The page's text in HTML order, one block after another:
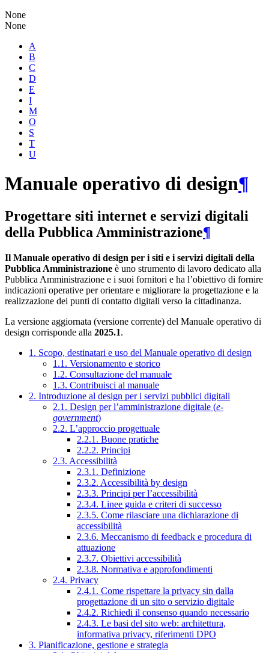
None
None
A
B
C
D
E
I
M
O
S
T
U
Manuale operativo di design¶
Progettare siti internet e servizi digitali
della Pubblica Amministrazione¶
Il Manuale operativo di design per i siti e i servizi digitali della
Pubblica Amministrazione è uno strumento di lavoro dedicato alla
Pubblica Amministrazione e i suoi fornitori e ha l’obiettivo di fornire
indicazioni operative per orientare e migliorare la progettazione e la
realizzazione dei punti di contatto digitali verso la cittadinanza.
La versione aggiornata (versione corrente) del Manuale operativo di
design corrisponde alla 2025.1.
1. Scopo, destinatari e uso del Manuale operativo di design
1.1. Versionamento e storico
1.2. Consultazione del manuale
1.3. Contribuisci al manuale
2. Introduzione al design per i servizi pubblici digitali
2.1. Design per l’amministrazione digitale (e-
government)
2.2. L’approccio progettuale
2.2.1. Buone pratiche
2.2.2. Principi
2.3. Accessibilità
2.3.1. Definizione
2.3.2. Accessibilità by design
2.3.3. Principi per l’accessibilità
2.3.4. Linee guida e criteri di successo
2.3.5. Come rilasciare una dichiarazione di
accessibilità
2.3.6. Meccanismo di feedback e procedura di
attuazione
2.3.7. Obiettivi accessibilità
2.3.8. Normativa e approfondimenti
2.4. Privacy
2.4.1. Come rispettare la privacy sin dalla
progettazione di un sito o servizio digitale
2.4.2. Richiedi il consenso quando necessario
2.4.3. Le basi del sito web: architettura,
informativa privacy, riferimenti DPO
3. Pianificazione, gestione e strategia